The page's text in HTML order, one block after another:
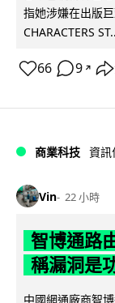
指她涉嫌在出版
CHARACTERS
66 9 ↗
商業科技 資訊
Vin 22 小時
智博通路
稱漏洞是
中國網通廠商智